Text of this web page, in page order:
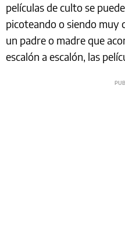
películas de culto se
picoteando o siendo muy
un padre o madre que
escalón a escalón, las